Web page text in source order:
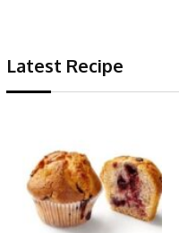
Latest Recipe